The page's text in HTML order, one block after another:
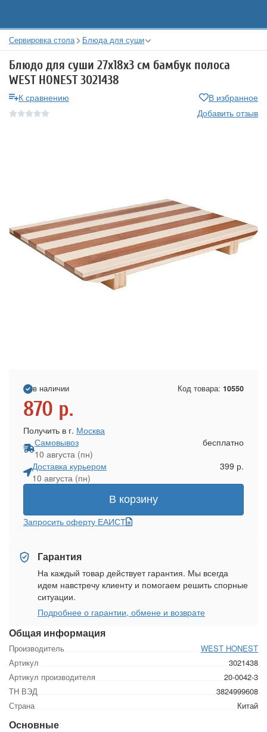
Сервировка стола Блюда для суши
Блюдо для суши 27x18x3 см бамбук полоса
WEST HONEST 3021438
К сравнению
В избранное
Добавить отзыв
Общая информация
Производитель
WEST HONEST
Артикул
3021438
Артикул производителя
20-0042-3
ТН ВЭД
3824999608
Страна
Китай
Основные
в наличии Код товара: 10550
870 р.
Получить в г. Москва
Самовывоз
10 августа (пн)
бесплатно
Доставка курьером
10 августа (пн)
399 р.
В корзину
Запросить оферту ЕАИСТ
Гарантия
На каждый товар действует гарантия. Мы всегда
идем навстречу клиенту и помогаем решить спорные
ситуации.
Подробнее о гарантии, обмене и возврате